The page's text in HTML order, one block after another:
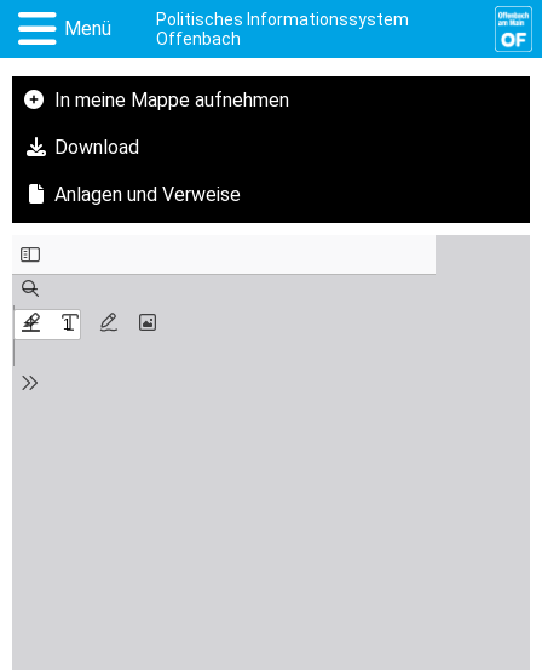
Menü
Politisches Informationssystem
Offenbach
In meine Mappe aufnehmen
Download
Anlagen und Verweise